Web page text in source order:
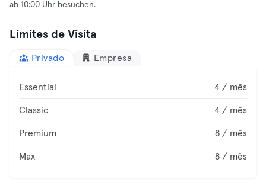
ab 10:00 Uhr besuchen.
Limites de Visita
Privado Empresa
Essential 4 / mês
Classic 4 / mês
Premium 8 / mês
Max 8 / mês